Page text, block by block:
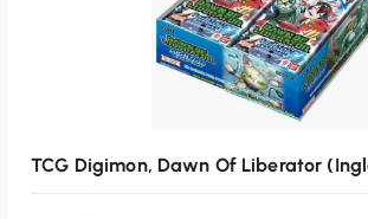
TCG Digimon, Dawn Of Liberator